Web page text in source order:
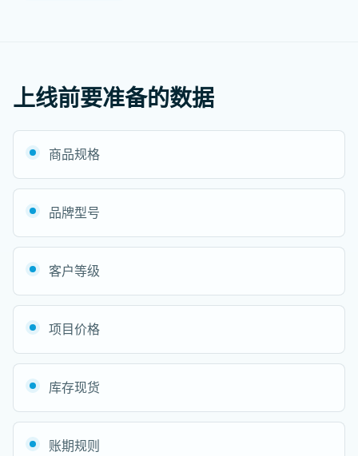
上线前要准备的数据
商品规格
品牌型号
客户等级
项目价格
库存现货
账期规则